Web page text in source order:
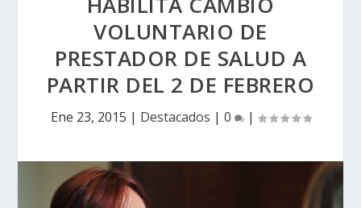
VOLUNTARIO DE
PRESTADOR DE SALUD A
PARTIR DEL 2 DE FEBRERO
Ene 23, 2015 | Destacados | 0 |